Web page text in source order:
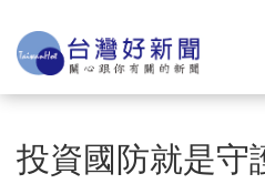
投資國防就是